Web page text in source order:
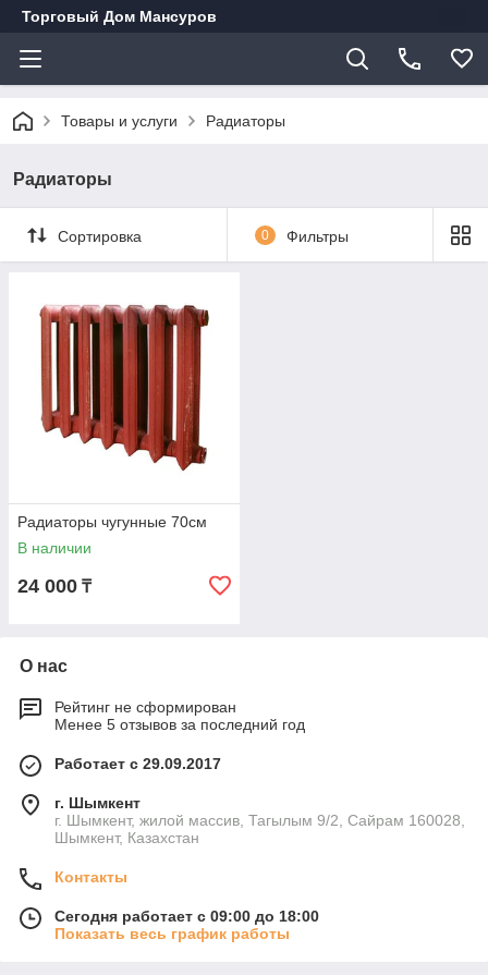
Торговый Дом Мансуров
Товары и услуги Радиаторы
Радиаторы
Сортировка 0 Фильтры
Радиаторы чугунные 70см
В наличии
24 000 ₸
О нас
Рейтинг не сформирован
Менее 5 отзывов за последний год
Работает с 29.09.2017
г. Шымкент
г. Шымкент, жилой массив, Тагылым 9/2, Сайрам 160028,
Шымкент, Казахстан
Контакты
Сегодня работает с 09:00 до 18:00
Показать весь график работы